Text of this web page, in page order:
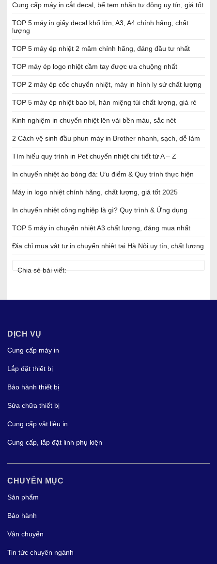
Cung cấp máy in cắt decal, bế tem nhãn tự động uy tín, giá tốt
TOP 5 máy in giấy decal khổ lớn, A3, A4 chính hãng, chất
lượng
TOP 5 máy ép nhiệt 2 mâm chính hãng, đáng đầu tư nhất
TOP máy ép logo nhiệt cầm tay được ưa chuộng nhất
TOP 2 máy ép cốc chuyển nhiệt, máy in hình ly sứ chất lượng
TOP 5 máy ép nhiệt bao bì, hàn miệng túi chất lượng, giá rẻ
Kinh nghiệm in chuyển nhiệt lên vải bền màu, sắc nét
2 Cách vệ sinh đầu phun máy in Brother nhanh, sạch, dễ làm
Tìm hiểu quy trình in Pet chuyển nhiệt chi tiết từ A – Z
In chuyển nhiệt áo bóng đá: Ưu điểm & Quy trình thực hiện
Máy in logo nhiệt chính hãng, chất lượng, giá tốt 2025
In chuyển nhiệt công nghiệp là gì? Quy trình & Ứng dụng
TOP 5 máy in chuyển nhiệt A3 chất lượng, đáng mua nhất
Địa chỉ mua vật tư in chuyển nhiệt tại Hà Nội uy tín, chất lượng
Chia sẻ bài viết:
DỊCH VỤ
Cung cấp máy in
Lắp đặt thiết bị
Bảo hành thiết bị
Sửa chữa thiết bị
Cung cấp vật liệu in
Cung cấp, lắp đặt linh phụ kiện
CHUYÊN MỤC
Sản phẩm
Bảo hành
Vận chuyển
Tin tức chuyên ngành